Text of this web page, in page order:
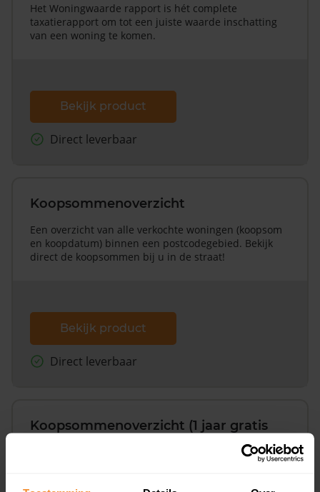
Het Woningwaarde rapport is hét complete
taxatierapport om tot een juiste waarde inschatting
van een woning te komen.
Bekijk product
Direct leverbaar
Koopsommenoverzicht
Een overzicht van alle verkochte woningen (koopsom
en koopdatum) binnen een postcodegebied. Bekijk
direct de koopsommen bij u in de straat!
Bekijk product
Direct leverbaar
Koopsommenoverzicht (1 jaar gratis